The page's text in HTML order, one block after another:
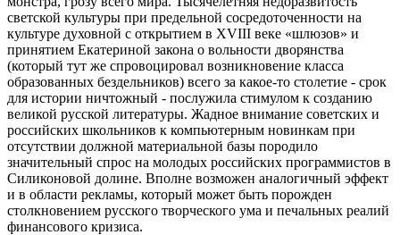
светской культуры при предельной сосредоточенности на
культуре духовной с открытием в XVIII веке «шлюзов» и
принятием Екатериной закона о вольности дворянства
(который тут же спровоцировал возникновение класса
образованных бездельников) всего за какое-то столетие - срок
для истории ничтожный - послужила стимулом к созданию
великой русской литературы. Жадное внимание советских и
российских школьников к компьютерным новинкам при
отсутствии должной материальной базы породило
значительный спрос на молодых российских программистов в
Силиконовой долине. Вполне возможен аналогичный эффект
и в области рекламы, который может быть порожден
столкновением русского творческого ума и печальных реалий
финансового кризиса.